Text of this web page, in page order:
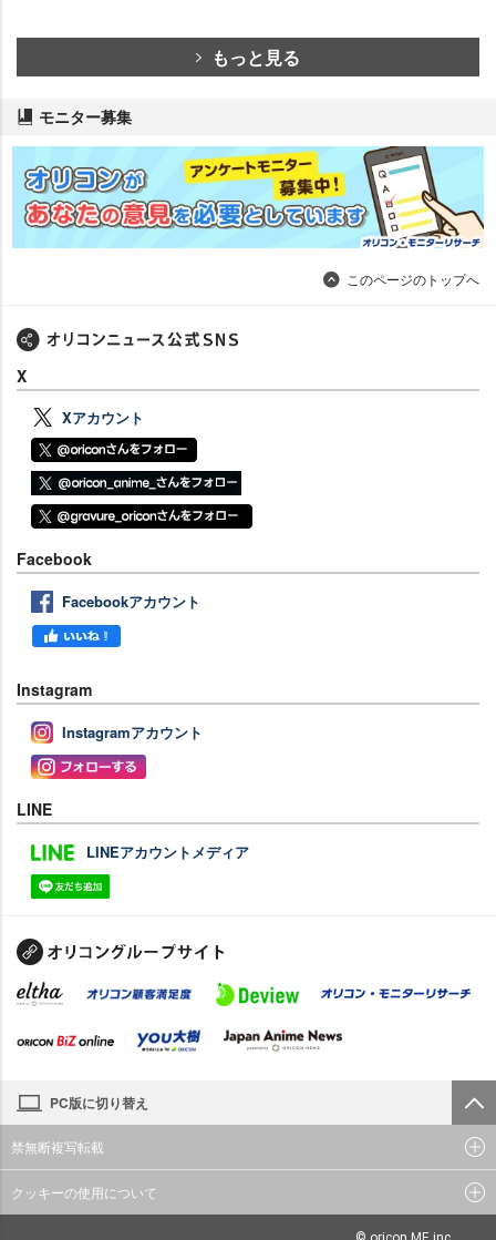
もっと見る
モニター募集
このページのトップへ
X
Xアカウント
Facebook
Facebookアカウント
Instagram
Instagramアカウント
LINE
LINEアカウントメディア
PC版に切り替え
禁無断複写転載
クッキーの使用について